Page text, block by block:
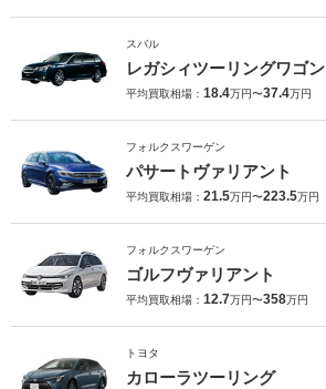
スバル
レガシィツーリングワゴン
平均買取相場： 18.4万円〜37.4万円
フォルクスワーゲン
パサートヴァリアント
平均買取相場： 21.5万円〜223.5万円
フォルクスワーゲン
ゴルフヴァリアント
平均買取相場： 12.7万円〜358万円
トヨタ
カローラツーリング